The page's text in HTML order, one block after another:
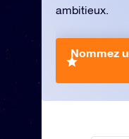
ambitieux.
Nommez